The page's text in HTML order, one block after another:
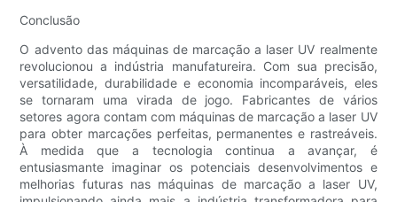
Conclusão
O advento das máquinas de marcação a laser UV realmente
revolucionou a indústria manufatureira. Com sua precisão,
versatilidade, durabilidade e economia incomparáveis, eles
se tornaram uma virada de jogo. Fabricantes de vários
setores agora contam com máquinas de marcação a laser UV
para obter marcações perfeitas, permanentes e rastreáveis.
À medida que a tecnologia continua a avançar, é
entusiasmante imaginar os potenciais desenvolvimentos e
melhorias futuras nas máquinas de marcação a laser UV,